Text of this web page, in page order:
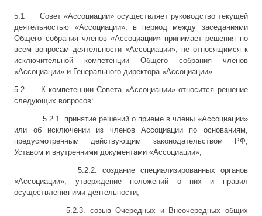
5.1 Совет «Ассоциации» осуществляет руководство текущей
деятельностью «Ассоциации», в период между заседаниями
Общего собрания членов «Ассоциации» принимает решения по
всем вопросам деятельности «Ассоциации», не относящимся к
исключительной компетенции Общего собрания членов
«Ассоциации» и Генерального директора «Ассоциации».
5.2 К компетенции Совета «Ассоциации» относится решение
следующих вопросов:
5.2.1. принятие решений о приеме в члены «Ассоциации»
или об исключении из членов Ассоциации по основаниям,
предусмотренным действующим законодательством РФ,
Уставом и внутренними документами «Ассоциации»;
5.2.2. создание специализированных органов
«Ассоциации», утверждение положений о них и правил
осуществления ими деятельности;
5.2.3. созыв Очередных и Внеочередных общих